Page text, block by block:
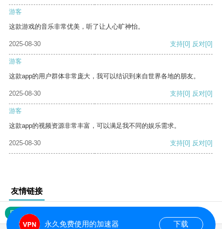
游客
这款游戏的音乐非常优美，听了让人心旷神怡。
2025-08-30 支持[0] 反对[0]
游客
这款app的用户群体非常庞大，我可以结识到来自世界各地的朋友。
2025-08-30 支持[0] 反对[0]
游客
这款app的视频资源非常丰富，可以满足我不同的娱乐需求。
2025-08-30 支持[0] 反对[0]
友情链接
网站地图
永久免费使用的加速器 下载